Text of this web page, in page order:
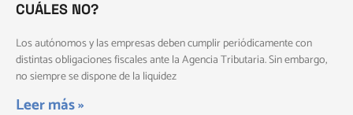
CUÁLES NO?
Los autónomos y las empresas deben cumplir periódicamente con
distintas obligaciones fiscales ante la Agencia Tributaria. Sin embargo,
no siempre se dispone de la liquidez
Leer más »